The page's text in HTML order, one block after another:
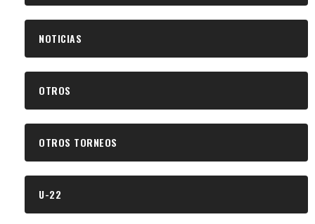
NOTICIAS
OTROS
OTROS TORNEOS
U-22